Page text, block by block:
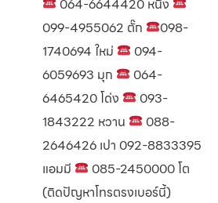
064-6644420 หนึ่ง
099-4955062 ตั๊ก
098-
1740694 ใหม่
094-
6059693 มุก
064-
6465420 โด่ง
093-
1843222 หวาน
088-
2646426 เปา 092-8833395
แอมมี
085-2450000 โต
(ติดปัญหาโทรตรงเบอร์นี้)